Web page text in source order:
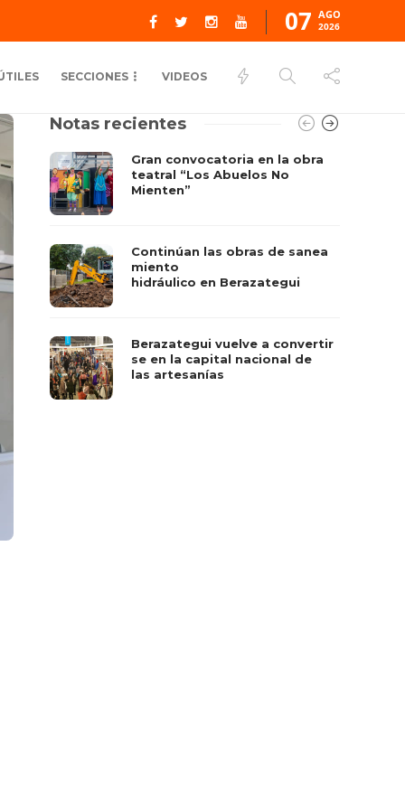
07 AGO
2026
SECCIONES VIDEOS
Notas recientes
Gran convocatoria en la obra
teatral “Los Abuelos No
Mienten”
Continúan las obras de sanea
miento
hidráulico en Berazategui
Berazategui vuelve a convertir
se en la capital nacional de
las artesanías